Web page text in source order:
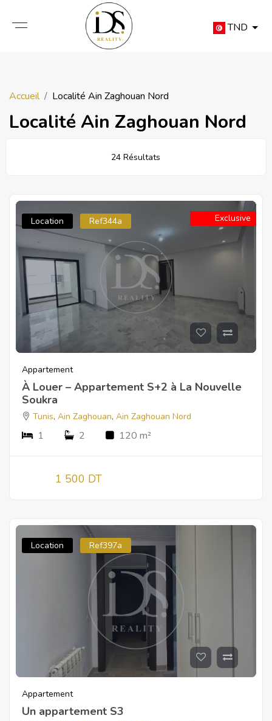
TND
Accueil Localité Ain Zaghouan Nord
Localité Ain Zaghouan Nord
24 Résultats
Location Ref344a Exclusive
Appartement
À Louer – Appartement S+2 à La Nouvelle
Soukra
Tunis, Ain Zaghouan, Ain Zaghouan Nord
1 2 120 m²
1 500 DT
Location Ref397a
Appartement
Un appartement S3